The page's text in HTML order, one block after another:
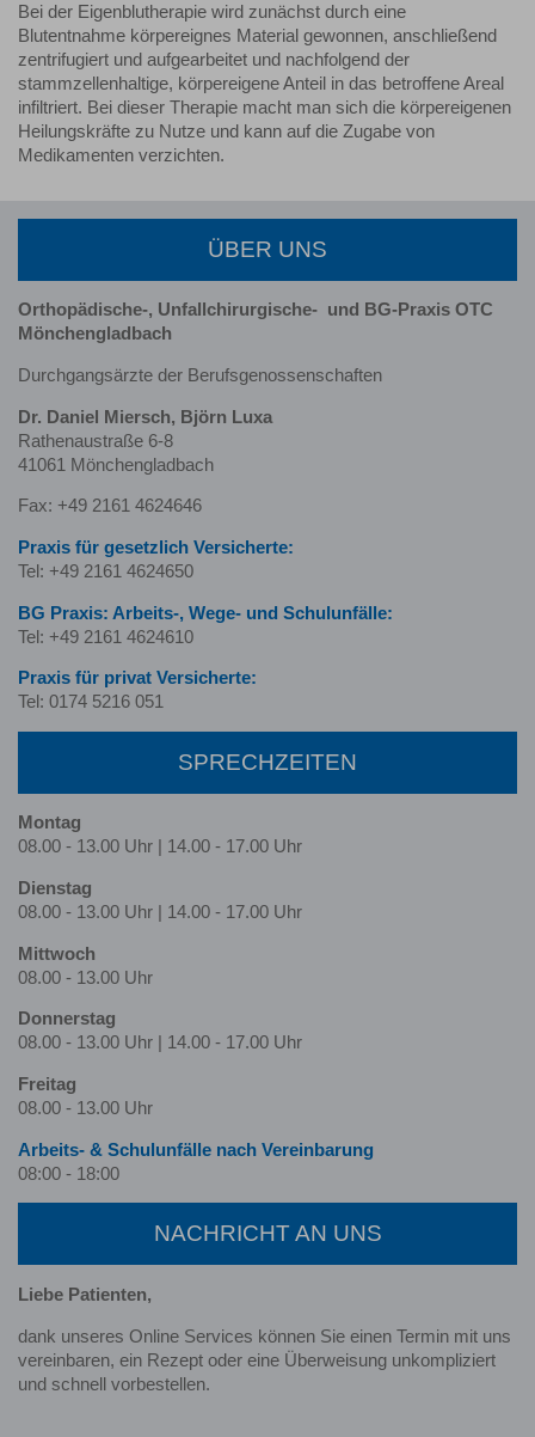
Bei der Eigenblutherapie wird zunächst durch eine
Blutentnahme körpereignes Material gewonnen, anschließend
zentrifugiert und aufgearbeitet und nachfolgend der
stammzellenhaltige, körpereigene Anteil in das betroffene Areal
infiltriert. Bei dieser Therapie macht man sich die körpereigenen
Heilungskräfte zu Nutze und kann auf die Zugabe von
Medikamenten verzichten.
ÜBER UNS
Orthopädische-, Unfallchirurgische- und BG-Praxis OTC
Mönchengladbach
Durchgangsärzte der Berufsgenossenschaften
Dr. Daniel Miersch, Björn Luxa
Rathenaustraße 6-8
41061 Mönchengladbach
Fax: +49 2161 4624646
Praxis für gesetzlich Versicherte:
Tel: +49 2161 4624650
BG Praxis: Arbeits-, Wege- und Schulunfälle:
Tel: +49 2161 4624610
Praxis für privat Versicherte:
Tel: 0174 5216 051
SPRECHZEITEN
Montag
08.00 - 13.00 Uhr | 14.00 - 17.00 Uhr
Dienstag
08.00 - 13.00 Uhr | 14.00 - 17.00 Uhr
Mittwoch
08.00 - 13.00 Uhr
Donnerstag
08.00 - 13.00 Uhr | 14.00 - 17.00 Uhr
Freitag
08.00 - 13.00 Uhr
Arbeits- & Schulunfälle nach Ver­ein­barung
08:00 - 18:00
NACHRICHT AN UNS
Liebe Patienten,
dank unseres Online Services können Sie einen Termin mit uns
vereinbaren, ein Rezept oder eine Überweisung unkompliziert
und schnell vorbestellen.